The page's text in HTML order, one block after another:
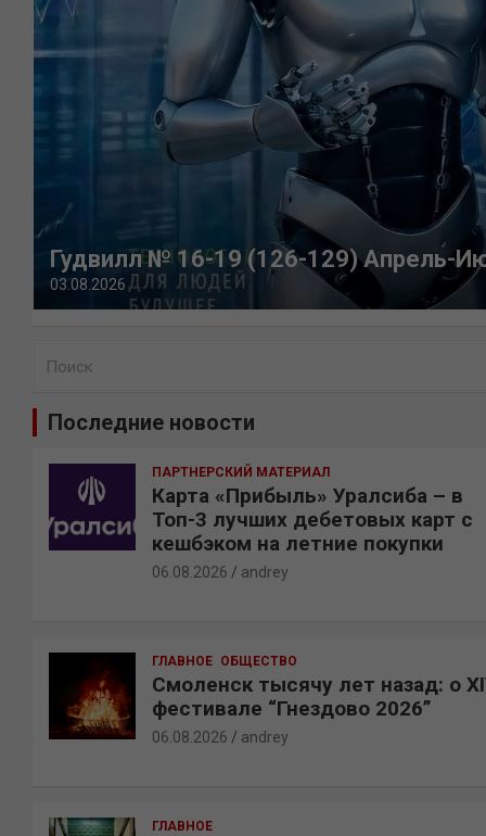
Гудвилл № 16-19 (126-129) Апрель-
03.08.2026
Последние новости
ПАРТНЕРСКИЙ МАТЕРИАЛ
Карта «Прибыль» Уралсиба – в
Топ-3 лучших дебетовых карт с
кешбэком на летние покупки
06.08.2026 andrey
ГЛАВНОЕ ОБЩЕСТВО
Смоленск тысячу лет назад: о
фестивале “Гнездово 2026”
06.08.2026 andrey
ГЛАВНОЕ